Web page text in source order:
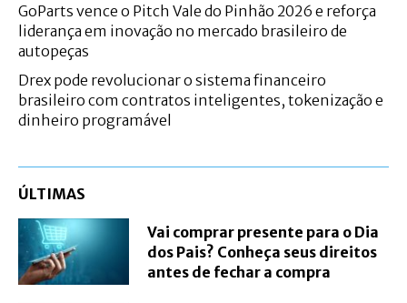
GoParts vence o Pitch Vale do Pinhão 2026 e reforça
liderança em inovação no mercado brasileiro de
autopeças
Drex pode revolucionar o sistema financeiro
brasileiro com contratos inteligentes, tokenização e
dinheiro programável
ÚLTIMAS
Vai comprar presente para o Dia
dos Pais? Conheça seus direitos
antes de fechar a compra